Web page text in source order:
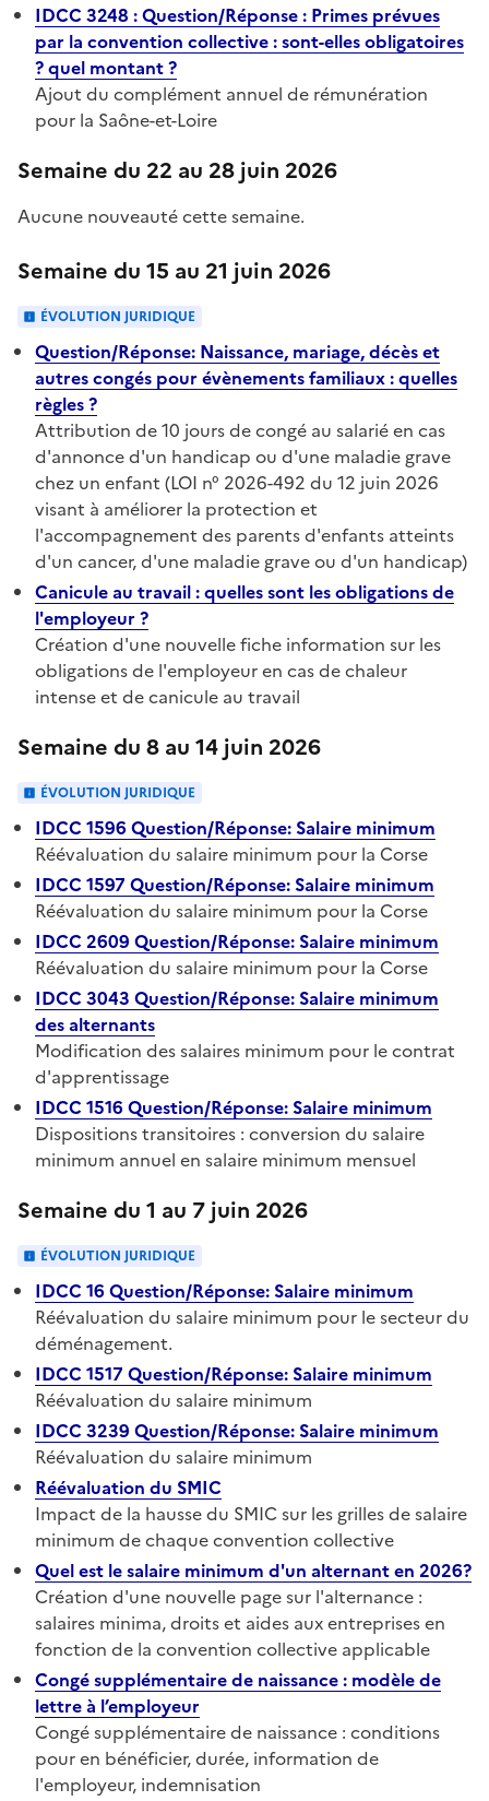
IDCC 3248 : Question/Réponse : Primes prévues
par la convention collective : sont-elles obligatoires
? quel montant ?
Ajout du complément annuel de rémunération
pour la Saône-et-Loire
Semaine du 22 au 28 juin 2026
Aucune nouveauté cette semaine.
Semaine du 15 au 21 juin 2026
ÉVOLUTION JURIDIQUE
Question/Réponse: Naissance, mariage, décès et
autres congés pour évènements familiaux : quelles
règles ?
Attribution de 10 jours de congé au salarié en cas
d'annonce d'un handicap ou d'une maladie grave
chez un enfant (LOI n° 2026-492 du 12 juin 2026
visant à améliorer la protection et
l'accompagnement des parents d'enfants atteints
d'un cancer, d'une maladie grave ou d'un handicap)
Canicule au travail : quelles sont les obligations de
l'employeur ?
Création d'une nouvelle fiche information sur les
obligations de l'employeur en cas de chaleur
intense et de canicule au travail
Semaine du 8 au 14 juin 2026
ÉVOLUTION JURIDIQUE
IDCC 1596 Question/Réponse: Salaire minimum
Réévaluation du salaire minimum pour la Corse
IDCC 1597 Question/Réponse: Salaire minimum
Réévaluation du salaire minimum pour la Corse
IDCC 2609 Question/Réponse: Salaire minimum
Réévaluation du salaire minimum pour la Corse
IDCC 3043 Question/Réponse: Salaire minimum
des alternants
Modification des salaires minimum pour le contrat
d'apprentissage
IDCC 1516 Question/Réponse: Salaire minimum
Dispositions transitoires : conversion du salaire
minimum annuel en salaire minimum mensuel
Semaine du 1 au 7 juin 2026
ÉVOLUTION JURIDIQUE
IDCC 16 Question/Réponse: Salaire minimum
Réévaluation du salaire minimum pour le secteur du
déménagement.
IDCC 1517 Question/Réponse: Salaire minimum
Réévaluation du salaire minimum
IDCC 3239 Question/Réponse: Salaire minimum
Réévaluation du salaire minimum
Réévaluation du SMIC
Impact de la hausse du SMIC sur les grilles de salaire
minimum de chaque convention collective
Quel est le salaire minimum d'un alternant en 2026?
Création d'une nouvelle page sur l'alternance :
salaires minima, droits et aides aux entreprises en
fonction de la convention collective applicable
Congé supplémentaire de naissance : modèle de
lettre à l’employeur
Congé supplémentaire de naissance : conditions
pour en bénéficier, durée, information de
l'employeur, indemnisation